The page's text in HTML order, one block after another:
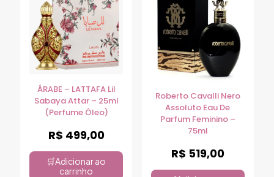
ÁRABE – LATTAFA Lil
Sabaya Attar – 25ml
(Perfume Óleo)
R$ 499,00
Adicionar ao
carrinho
Roberto Cavalli Nero
Assoluto Eau De
Parfum Feminino –
75ml
R$ 519,00